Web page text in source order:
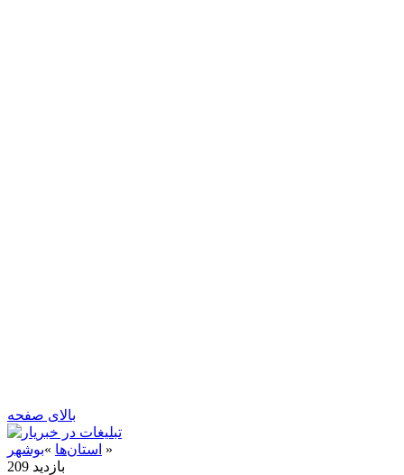
بالای صفحه
استان‌ها »بوشهر
»
209 بازدید